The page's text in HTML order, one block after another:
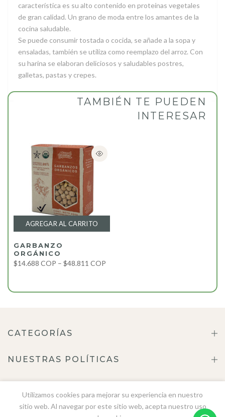
característica es su alto contenido en proteínas vegetales
de gran calidad. Un grano de moda entre los amantes de la
cocina saludable.
Se puede consumir tostada o cocida, se añade a la sopa y
ensaladas, también se utiliza como reemplazo del arroz. Con
su harina se elaboran deliciosos y saludables postres,
galletas, pastas y crepes.
TAMBIÉN TE PUEDEN
INTERESAR
AGREGAR AL CARRITO
GARBANZO
ORGÁNICO
$14.688 COP – $48.811 COP
CATEGORÍAS
NUESTRAS POLÍTICAS
CONTÁCTENOS
Utilizamos cookies para mejorar su experiencia en nuestro
sitio web. Al navegar por este sitio web, acepta nuestro uso